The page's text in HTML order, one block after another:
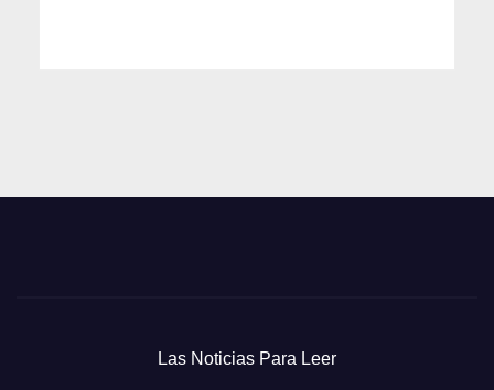
Las Noticias Para Leer